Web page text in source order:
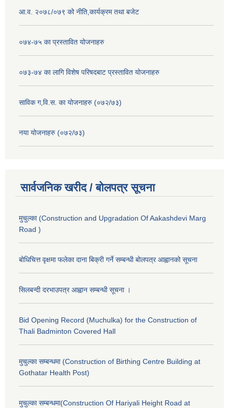
आ.व. २०७८/०७९ को नीति,कार्यक्रम तथा बजेट
०७४-७५ का प्रस्तावित योजनाहरु
०७३-७४ का लागि विशेष परिषदबाट प्रस्तावित योजनाहरु
साविक ग,वि.स. का योजनाहरु (०७२/७३)
नया योजनाहरु (०७२/७३)
सार्वजनिक खरीद / बोलपत्र सूचना
मुचुल्का (Construction and Upgradation Of Aakashdevi Marg
Road )
बोधिचित्त वृक्षमा फलेका दाना बिक्री गर्ने सम्बन्धी बोलपत्र आह्वानको सूचना
सिलबन्दी दरभाउपत्र आह्वान सम्बन्धी सूचना ।
Bid Opening Record (Muchulka) for the Construction of
Thali Badminton Covered Hall
मुचुल्का सम्बन्धमा (Construction of Birthing Centre Building at
Gothatar Health Post)
मुचुल्का सम्बन्धमा(Construction Of Hariyali Height Road at